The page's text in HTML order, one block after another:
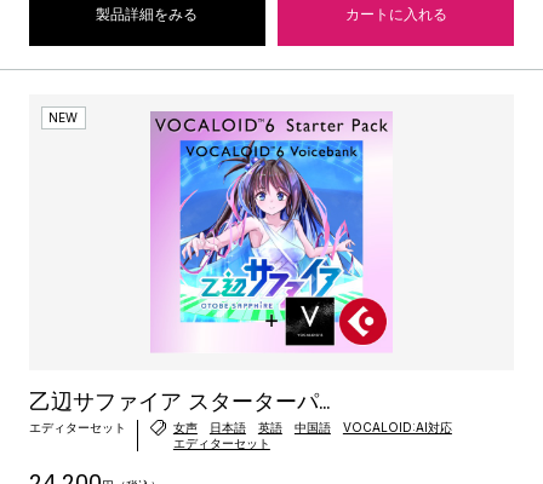
製品詳細をみる カートに入れる
NEW
乙辺サファイア スターターパ...
エディターセット 女声 日本語 英語 中国語
VOCALOID:AI対応
エディターセット